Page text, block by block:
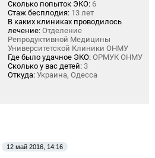
Сколько попыток ЭКО: 6
Стаж бесплодия: 13 лет
В каких клиниках проводилось
лечение: Отделение
Репродуктивной Медицины
Университетской Клиники ОНМУ
Где было удачное ЭКО: ОРМУК ОНМУ
Сколько у вас детей: 3
Откуда: Украина, Одесса
12 май 2016, 14:16